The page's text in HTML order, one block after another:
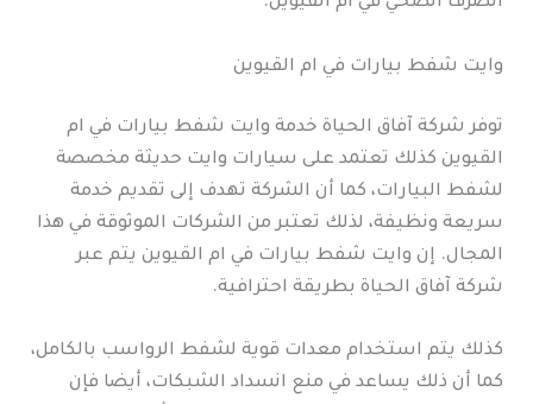
وايت شفط بيارات في ام القيوين
توفر شركة آفاق الحياة خدمة وايت شفط بيارات في ام
القيوين كذلك تعتمد على سيارات وايت حديثة مخصصة
لشفط البيارات، كما أن الشركة تهدف إلى تقديم خدمة
سريعة ونظيفة، لذلك تعتبر من الشركات الموثوقة في هذا
المجال. إن وايت شفط بيارات في ام القيوين يتم عبر
شركة آفاق الحياة بطريقة احترافية.
كذلك يتم استخدام معدات قوية لشفط الرواسب بالكامل،
كما أن ذلك يساعد في منع انسداد الشبكات، أيضا فإن